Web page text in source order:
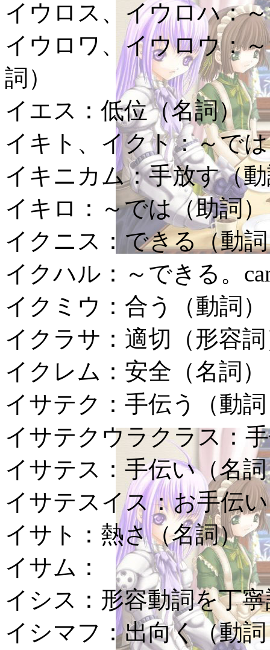
イウロス、イウロハ：
イウロワ、イウロウ：
詞）
イエス： 低位（名詞）
イキト、イクト：～で
イキニカム：手放す（
イキロ： ～では（助詞）
イクニス：できる（動
イクハル： ～できる。
イクミウ： 合う（動詞）
イクラサ： 適切（形容
イクレム： 安全（名詞）
イサテク： 手伝う（動
イサテクウラクラス：
イサテス： 手伝い（名
イサテスイス：お手伝
イサト： 熱さ（名詞）
イサム：
イシス： 形容動詞を丁
イシマフ：出向く（動